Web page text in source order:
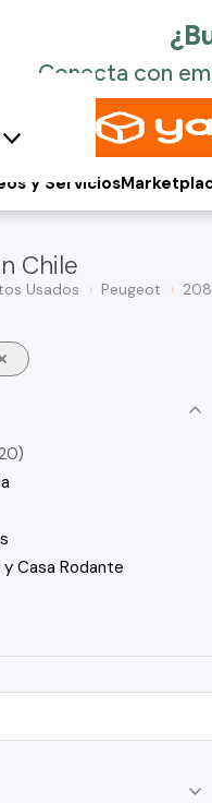
y Servicios
Chile
Usados Peugeot 208
Casa Rodante